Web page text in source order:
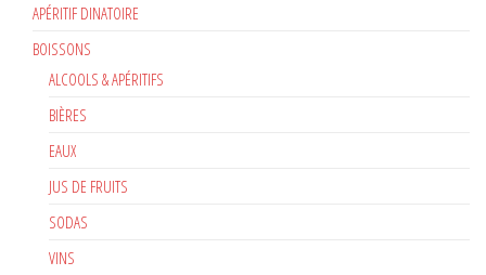
APÉRITIF DINATOIRE
BOISSONS
ALCOOLS & APÉRITIFS
BIÈRES
EAUX
JUS DE FRUITS
SODAS
VINS